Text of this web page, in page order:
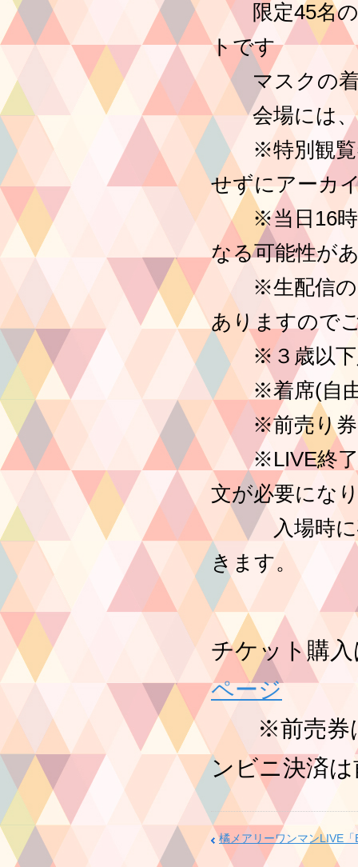
限定45名の
トです
マスクの着
会場には、
※特別観覧券
せずにアーカ
※当日16時以
なる可能性が
※生配信のた
ありますので
※３歳以下
※着席(自
※前売り券
※LIVE終了
文が必要にな
入場時に確
きます。
チケット購
ページ
※前売券は
ンビニ決済
橘メアリーワンマンLIVE